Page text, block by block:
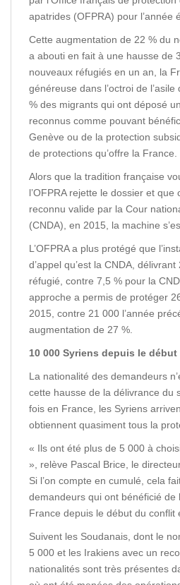
apatrides (OFPRA) pour l’année
Cette augmentation de 22 % du
a abouti en fait à une hausse de
nouveaux réfugiés en un an, la
généreuse dans l’octroi de l’asile
% des migrants qui ont déposé
reconnus comme pouvant
Genève ou de la protection
de protections qu’offre la France.
Alors que la tradition française
l’OFPRA rejette le dossier et
reconnu valide par la Cour
(CNDA), en 2015, la machine
L’OFPRA a plus protégé que
d’appel qu’est la CNDA,
réfugié, contre 7,5 % pour la
approche a permis de protéger
2015, contre 21 000 l’année
augmentation de 27 %.
10 000 Syriens depuis le
La nationalité des demandeurs
cette hausse de la délivrance du
fois en France, les Syriens
obtiennent quasiment tous la
« Ils ont été plus de 5 000 à
», relève Pascal Brice, le
Si l’on compte en cumulé, cela
demandeurs qui ont bénéficié de
France depuis le début du conflit
Suivent les Soudanais, dont le
5 000 et les Irakiens avec un
nationalités sont très présentes